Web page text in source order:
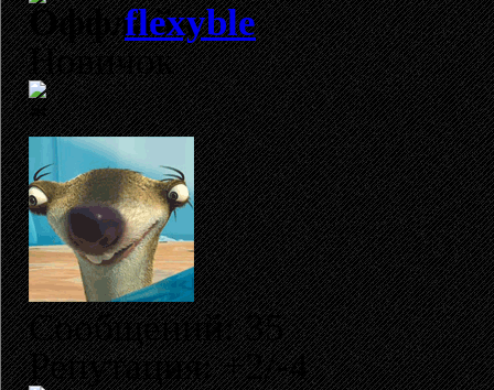
flexyble
Новичок
Сообщений: 35
Репутация: +2/-4